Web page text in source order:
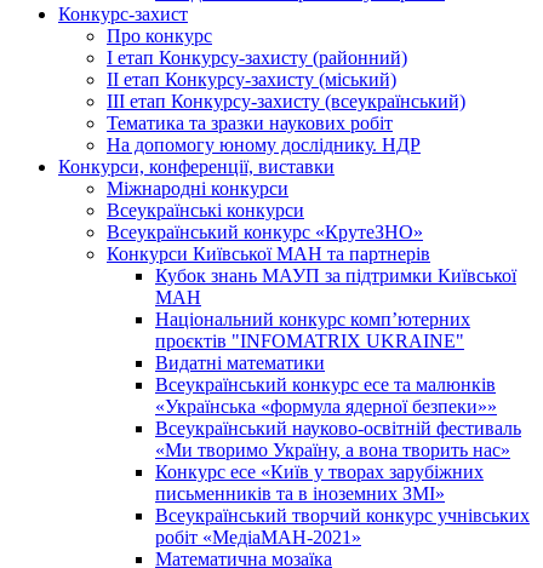
Конкурс-захист
Про конкурс
І етап Конкурсу-захисту (районний)
ІІ етап Конкурсу-захисту (міський)
ІІІ етап Конкурсу-захисту (всеукраїнський)
Тематика та зразки наукових робіт
На допомогу юному досліднику. НДР
Конкурси, конференції, виставки
Міжнародні конкурси
Всеукраїнські конкурси
Всеукраїнський конкурс «КрутеЗНО»
Конкурси Київської МАН та партнерів
Кубок знань МАУП за підтримки Київської
МАН
Національний конкурс комп’ютерних
проєктів "INFOMATRIX UKRAINE"
Видатні математики
Всеукраїнський конкурс есе та малюнків
«Українська «формула ядерної безпеки»»
Всеукраїнський науково-освітній фестиваль
«Ми творимо Україну, а вона творить нас»
Конкурс есе «Київ у творах зарубіжних
письменників та в іноземних ЗМІ»
Всеукраїнський творчий конкурс учнівських
робіт «МедіаМАН-2021»
Математична мозаїка